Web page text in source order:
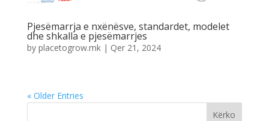
Pjesëmarrja e nxënësve, standardet, modelet
dhe shkalla e pjesëmarrjes
by placetogrow.mk| Qer 21, 2024
« Older Entries
Kërko